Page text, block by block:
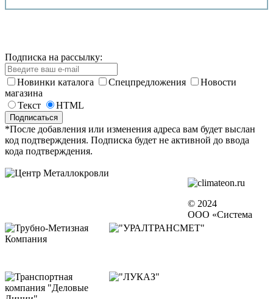
Подписка на рассылку:
Новинки каталога Спецпредложения
Новости
магазина
Текст
HTML
*После добавления или изменения адреса вам будет выслан
код подтверждения. Подписка будет не активной до ввода
кода подтверждения.
© 2024
ООО «Система